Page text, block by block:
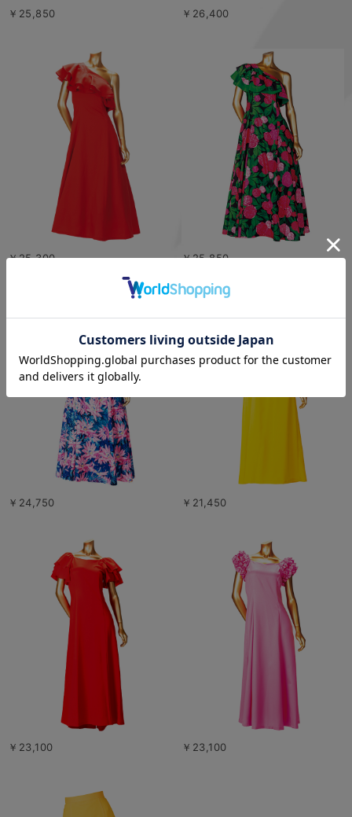
￥25,850 ￥26,400
￥25,300 ￥25,850
￥24,750 ￥21,450
￥23,100 ￥23,100